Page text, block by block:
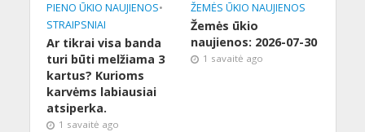
PIENO ŪKIO NAUJIENOS•
STRAIPSNIAI
Ar tikrai visa banda
turi būti melžiama 3
kartus? Kurioms
karvėms labiausiai
atsiperka.
1 savaitė ago
ŽEMĖS ŪKIO NAUJIENOS
Žemės ūkio
naujienos: 2026-07-30
1 savaitė ago